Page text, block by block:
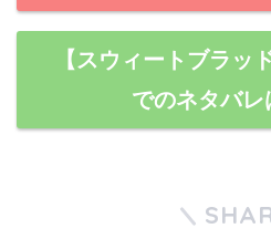
【スウィートブラッ
でのネタバレ